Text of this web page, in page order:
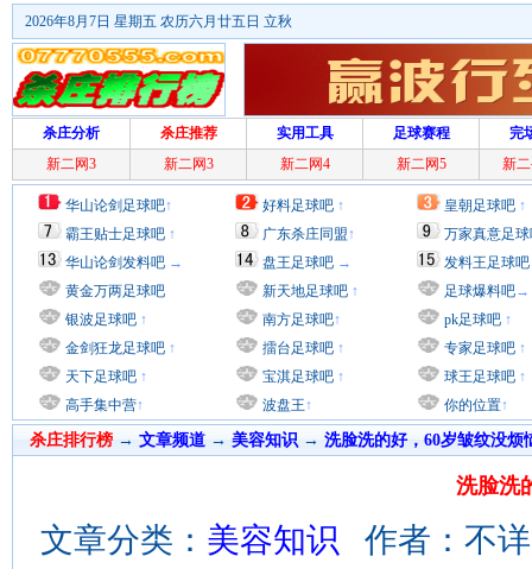
2026年8月7日 星期五 农历六月廿五日 立秋
杀庄分析 杀庄推荐 实用工具 足球赛程
完
新二网3
新二网3 新二网4 新二网5 新
华山论剑足球吧↑
霸王贴士足球吧 ↑
华山论剑发料吧 →
黄金万两足球吧
银波足球吧 ↑
金剑狂龙足球吧 ↑
天下足球吧 ↑
高手集中营↑
好料足球吧 ↑
广东杀庄同盟↑
盘王足球吧 →
新天地足球吧 ↑
南方足球吧↑
擂台足球吧 ↑
宝淇足球吧 ↑
波盘王↑
皇朝足球吧 ↑
万家真意足
发料王足球吧
足球爆料吧→
pk足球吧 ↑
专家足球吧 ↑
球王足球吧 ↑
你的位置↑
杀庄排行榜 → 文章频道→ 美容知识 → 洗脸洗的好，60岁皱纹没烦
洗脸洗
文章分类： 美容知识 作者：不